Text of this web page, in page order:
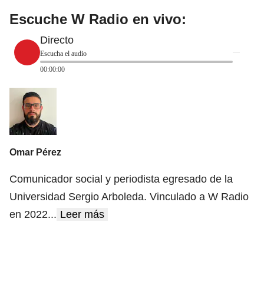
Escuche W Radio en vivo:
Directo
Escucha el audio
00:00:00
Omar Pérez
Comunicador social y periodista egresado de la
Universidad Sergio Arboleda. Vinculado a W Radio
en 2022... Leer más